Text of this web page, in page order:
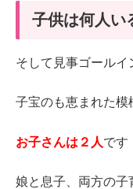
子供は何人い
そして見事ゴールイ
子宝のも恵まれた模
お子さんは２人です
娘と息子、両方の子